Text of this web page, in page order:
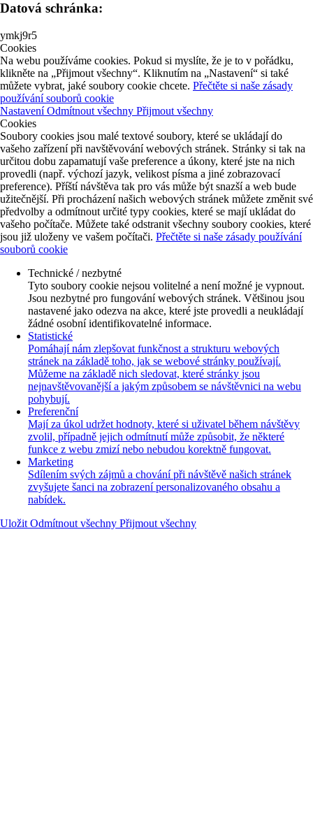
Datová schránka:
ymkj9r5
Cookies
Na webu používáme cookies. Pokud si myslíte, že je to v pořádku,
klikněte na „Přijmout všechny“. Kliknutím na „Nastavení“ si také
můžete vybrat, jaké soubory cookie chcete. Přečtěte si naše zásady
používání souborů cookie
NastaveníOdmítnout všechny Přijmout všechny
Cookies
Soubory cookies jsou malé textové soubory, které se ukládají do
vašeho zařízení při navštěvování webových stránek. Stránky si tak na
určitou dobu zapamatují vaše preference a úkony, které jste na nich
provedli (např. výchozí jazyk, velikost písma a jiné zobrazovací
preference). Příští návštěva tak pro vás může být snazší a web bude
užitečnější. Při procházení našich webových stránek můžete změnit své
předvolby a odmítnout určité typy cookies, které se mají ukládat do
vašeho počítače. Můžete také odstranit všechny soubory cookies, které
jsou již uloženy ve vašem počítači. Přečtěte si naše zásady používání
souborů cookie
Technické / nezbytné
Tyto soubory cookie nejsou volitelné a není možné je vypnout.
Jsou nezbytné pro fungování webových stránek. Většinou jsou
nastavené jako odezva na akce, které jste provedli a neukládají
žádné osobní identifikovatelné informace.
Statistické
Pomáhají nám zlepšovat funkčnost a strukturu webových
stránek na základě toho, jak se webové stránky používají.
Můžeme na základě nich sledovat, které stránky jsou
nejnavštěvovanější a jakým způsobem se návštěvnici na webu
pohybují.
Preferenční
Mají za úkol udržet hodnoty, které si uživatel během návštěvy
zvolil, případně jejich odmítnutí může způsobit, že některé
funkce z webu zmizí nebo nebudou korektně fungovat.
Marketing
Sdílením svých zájmů a chování při návštěvě našich stránek
zvyšujete šanci na zobrazení personalizovaného obsahu a
nabídek.
Uložit Odmítnout všechny Přijmout všechny